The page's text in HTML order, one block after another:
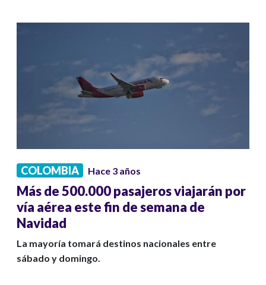
COLOMBIA Hace 3 años
Más de 500.000 pasajeros viajarán por
vía aérea este fin de semana de
Navidad
La mayoría tomará destinos nacionales entre
sábado y domingo.